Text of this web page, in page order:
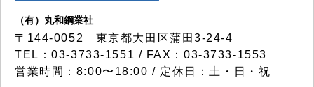
（有）丸和鋼業社
〒144-0052 東京都大田区蒲田3-24-4
TEL：03-3733-1551 / FAX：03-3733-1553
営業時間：8:00〜18:00 / 定休日：土・日・祝